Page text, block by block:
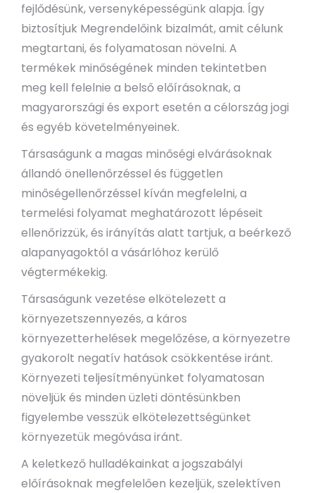
fejlődésünk, versenyképességünk alapja. Így
biztosítjuk Megrendelőink bizalmát, amit célunk
megtartani, és folyamatosan növelni. A
termékek minőségének minden tekintetben
meg kell felelnie a belső előírásoknak, a
magyarországi és export esetén a célország jogi
és egyéb követelményeinek.
Társaságunk a magas minőségi elvárásoknak
állandó önellenőrzéssel és független
minőségellenőrzéssel kíván megfelelni, a
termelési folyamat meghatározott lépéseit
ellenőrizzük, és irányítás alatt tartjuk, a beérkező
alapanyagoktól a vásárlóhoz kerülő
végtermékekig.
Társaságunk vezetése elkötelezett a
környezetszennyezés, a káros
környezetterhelések megelőzése, a környezetre
gyakorolt negatív hatások csökkentése iránt.
Környezeti teljesítményünket folyamatosan
növeljük és minden üzleti döntésünkben
figyelembe vesszük elkötelezettségünket
környezetük megóvása iránt.
A keletkező hulladékainkat a jogszabályi
előírásoknak megfelelően kezeljük, szelektíven